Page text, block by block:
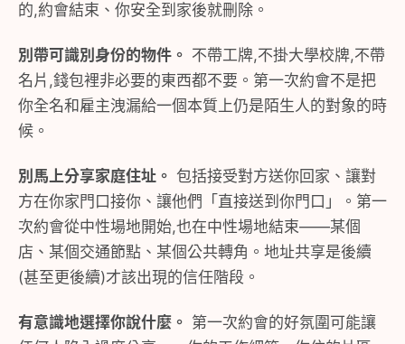
的,約會結束、你安全到家後就刪除。
別帶可識別身份的物件。 不帶工牌,不掛大學校牌,不帶
名片,錢包裡非必要的東西都不要。第一次約會不是把
你全名和雇主洩漏給一個本質上仍是陌生人的對象的時
候。
別馬上分享家庭住址。 包括接受對方送你回家、讓對
方在你家門口接你、讓他們「直接送到你門口」。第一
次約會從中性場地開始,也在中性場地結束——某個
店、某個交通節點、某個公共轉角。地址共享是後續
(甚至更後續)才該出現的信任階段。
有意識地選擇你說什麼。 第一次約會的好氛圍可能讓